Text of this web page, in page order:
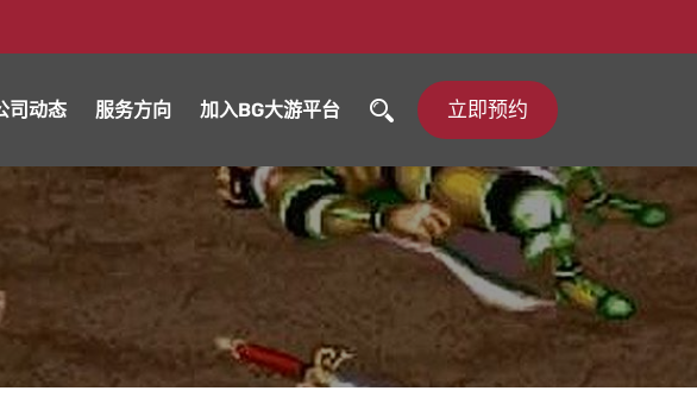
司动态 服务方向 加入BG大游平台 立即预约